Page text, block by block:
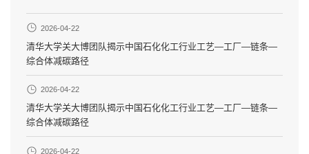
2026-04-22
清华大学关大博团队揭示中国石化化工行业工艺—工厂—链条—
综合体减碳路径
2026-04-22
清华大学关大博团队揭示中国石化化工行业工艺—工厂—链条—
综合体减碳路径
2026-04-22